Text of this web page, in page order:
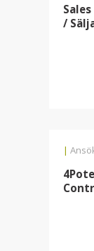
/
|